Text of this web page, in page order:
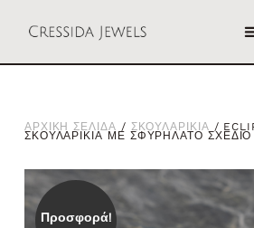
ΑΡΧΙΚΗ ΣΕΛΙΔΑ / ΣΚΟΥΛΑΡΙΚΙΑ /
ΣΚΟΥΛΑΡΙΚΙΑ ΜΕ ΣΦΥΡΗΛΑΤΟ ΣΧΕΔΙΟ
Προσφορά!